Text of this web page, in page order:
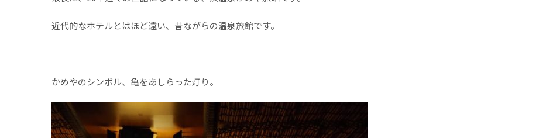
近代的なホテルとはほど遠い、昔ながらの温泉旅館です。
かめやのシンボル、亀をあしらった灯り。